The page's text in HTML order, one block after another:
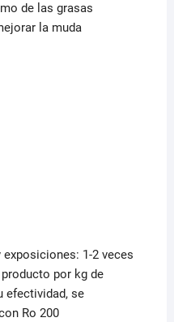
de las grasas
la muda
1-2 veces
por kg de
efectividad, se
Ro 200